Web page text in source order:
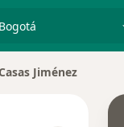
Jiménez